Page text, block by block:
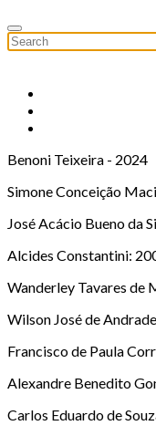
Benoni Teixeira - 2024
Simone Conceição
José Acácio Bueno da
Alcides Constantini:
Wanderley Tavares de
Wilson José de
Francisco de Paula
Alexandre Benedito
Carlos Eduardo de